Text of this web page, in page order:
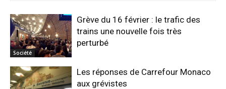
Société
Grève du 16 février : le trafic des
trains une nouvelle fois très
perturbé
Les réponses de Carrefour Monaco
aux grévistes